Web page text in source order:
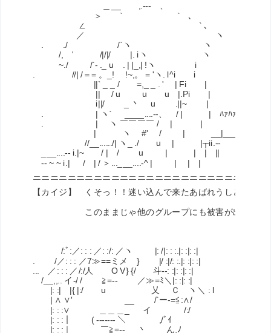
＿__ ,.-‐- 、
＞ ` ` ､
∠ ` ､
／ ヽ
. ./ /`ヽ ヽ
/, ' /|/|/ |. iヽ ヽ
~./ /`- ._ u . | |_,| !ヽ i
. //| /＝= 。_! !~,。 = 'ヽ. l^i i 【カイジ：Cク
||` _ _ / =,_ _ . ' | Fi |
|| / u u u |.Pi |
i||/ _ 丶 u .||~ |
. | ヽ` ____....--、 / | | ﾊｧﾊｧ
. | ヽ ￣￣￣￣ / | |
| ヽ #' / | __|_____
//__....../| ヽ_ ./ u | |┬ii.--
___....-- i.|~ / | / u | | | ||
-- ~ ~ i.| / | / ＞...___....-^ | | | |
￣￣￣￣￣￣￣￣￣￣￣￣￣￣￣￣￣￣￣￣￣￣￣￣￣￣
【カイジ】 くそっ！！迷い込んで来たあばれうしどりの群
このままじゃ他のグループにも被害が出るぞっ
/:ﾞ:／: : : ／: :/: ／ヽ |: /|: : :.|: :|: :|
. /／: : : ／7≫==ミメ } |/ :|/: :.|: :|: :|
... ／: : : ／/:/人 O V} {/ 斗-‐: :|: :|: :|
/__,,.. イ-/ / ≧=‐- ／≫=ﾐ＼|: :|: :|
|: :| |{ |:/ u 乂 Ｃ ヽ＼ : l 【一条：Cクラス
| ∧ ∨′ __ /`ー‐=≦:∧/
|: : :∨ ＿＿＿_ イ /:/
|: : :｜ ( ------- ＼ ,/ﾞｲ
|: : :｜ ￣≧=‐- 丶 ん,ﾉ